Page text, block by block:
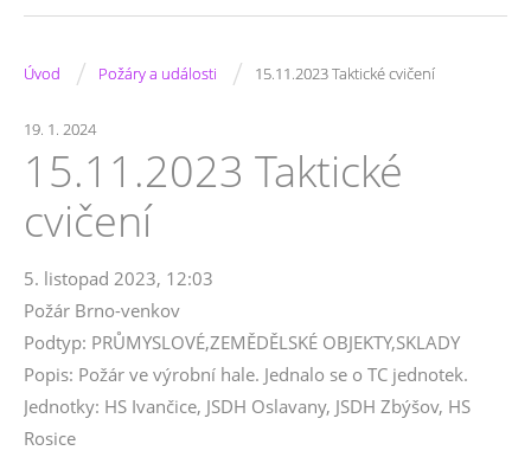
Úvod / Požáry a události / 15.11.2023 Taktické cvičení
19. 1. 2024
15.11.2023 Taktické
cvičení
5. listopad 2023, 12:03
Požár Brno-venkov
Podtyp: PRŮMYSLOVÉ,ZEMĚDĚLSKÉ OBJEKTY,SKLADY
Popis: Požár ve výrobní hale. Jednalo se o TC jednotek.
Jednotky: HS Ivančice, JSDH Oslavany, JSDH Zbýšov, HS
Rosice